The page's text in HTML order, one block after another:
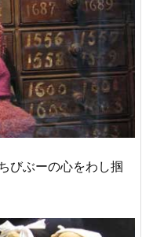
びぶーの心をわし掴